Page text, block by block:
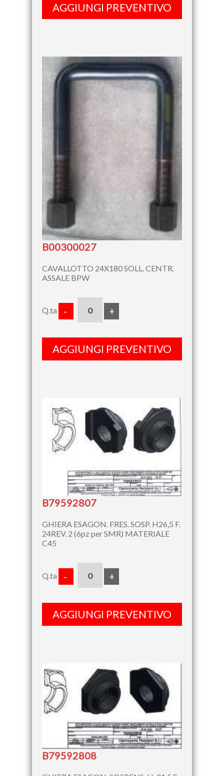
AGGIUNGI PREVENTIVO
B00300027
CAVALLOTTO 24X180 SOLL. CENTR.
ASSALE BPW
Q.ta - +
AGGIUNGI PREVENTIVO
B79592807
GHIERA ESAGON. FRES. SOSP. H26,5 F.
24REV. 2 (6pz per SMR) MATERIALE
C45
Q.ta - +
AGGIUNGI PREVENTIVO
B79592808